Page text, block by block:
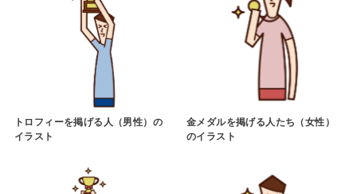
トロフィーを掲げる人（男性）の
イラスト
金メダルを掲げる人たち（女性）
のイラスト